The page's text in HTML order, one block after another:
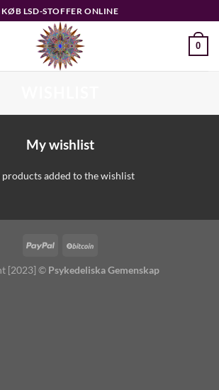
KØB LSD-STOFFER ONLINE
0
My wishlist
products added to the wishlist
[2023] © Psykedeliska Gemenskap